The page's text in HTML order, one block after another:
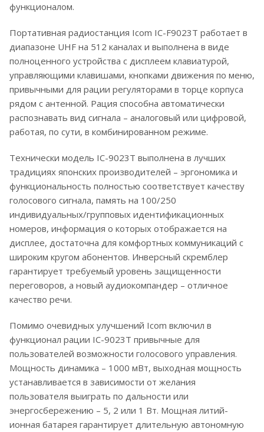
функционалом.
Портативная радиостанция Icom IC-F9023T работает в
диапазоне UHF на 512 каналах и выполнена в виде
полноценного устройства с дисплеем клавиатурой,
управляющими клавишами, кнопками движения по меню,
привычными для рации регуляторами в торце корпуса
рядом с антенной. Рация способна автоматически
распознавать вид сигнала – аналоговый или цифровой,
работая, по сути, в комбинированном режиме.
Технически модель IC-9023T выполнена в лучших
традициях японских производителей – эргономика и
функциональность полностью соответствует качеству
голосового сигнала, память на 100/250
индивидуальных/групповых идентификационных
номеров, информация о которых отображается на
дисплее, достаточна для комфортных коммуникаций с
широким кругом абонентов. Инверсный скремблер
гарантирует требуемый уровень защищенности
переговоров, а новый аудиокомпандер – отличное
качество речи.
Помимо очевидных улучшений Icom включил в
функционал рации IC-9023T привычные для
пользователей возможности голосового управления.
Мощность динамика – 1000 мВт, выходная мощность
устанавливается в зависимости от желания
пользователя выиграть по дальности или
энергосбережению – 5, 2 или 1 Вт. Мощная литий-
ионная батарея гарантирует длительную автономную